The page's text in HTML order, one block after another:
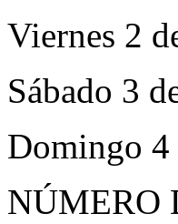
Viernes 2
Sábado 3
Domingo 4
NÚMERO